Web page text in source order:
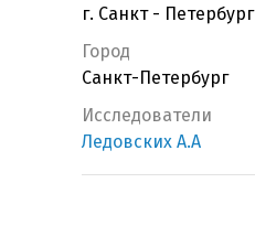
г. Санкт - Петербург
Город
Санкт-Петербург
Исследователи
Ледовских А.А